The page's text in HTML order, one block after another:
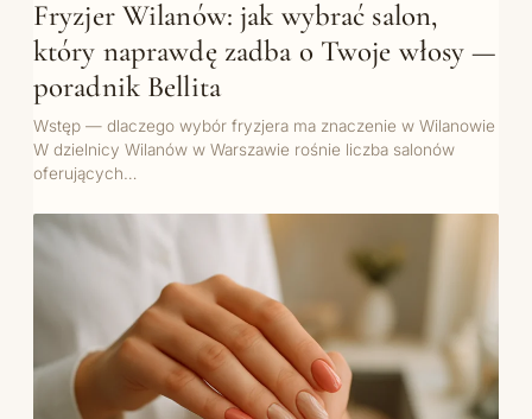
Fryzjer Wilanów: jak wybrać salon,
który naprawdę zadba o Twoje włosy —
poradnik Bellita
Wstęp — dlaczego wybór fryzjera ma znaczenie w Wilanowie
W dzielnicy Wilanów w Warszawie rośnie liczba salonów
oferujących…